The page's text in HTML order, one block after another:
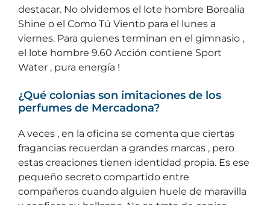
destacar. No olvidemos el lote hombre Borealia
Shine o el Como Tú Viento para el lunes a
viernes. Para quienes terminan en el gimnasio ,
el lote hombre 9.60 Acción contiene Sport
Water , pura energía !
¿Qué colonias son imitaciones de los
perfumes de Mercadona?
A veces , en la oficina se comenta que ciertas
fragancias recuerdan a grandes marcas , pero
estas creaciones tienen identidad propia. Es ese
pequeño secreto compartido entre
compañeros cuando alguien huele de maravilla